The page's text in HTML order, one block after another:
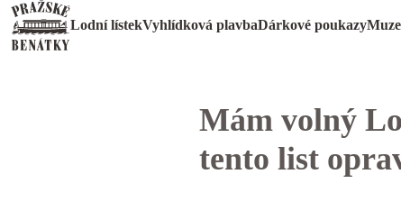
Lodní lístekVyhlídková plavbaDárkové poukazy
Mám volný
tento list